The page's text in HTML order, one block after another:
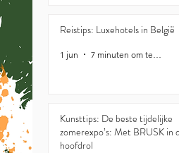
Reistips: Luxehotels in België
1 jun
Kunsttips: De beste tijdelijke
zomerexpo’s: Met BRUSK in
hoofdrol